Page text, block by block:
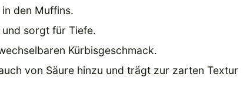
den Muffins.
sorgt für Tiefe.
Kürbisgeschmack.
von Säure hinzu und trägt zur zarten Textur